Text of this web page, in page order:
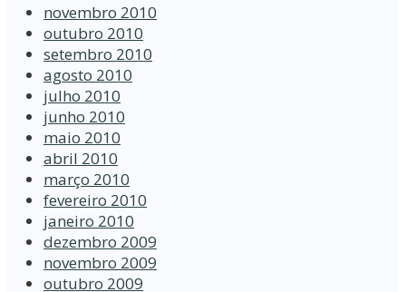
novembro 2010
outubro 2010
setembro 2010
agosto 2010
julho 2010
junho 2010
maio 2010
abril 2010
março 2010
fevereiro 2010
janeiro 2010
dezembro 2009
novembro 2009
outubro 2009